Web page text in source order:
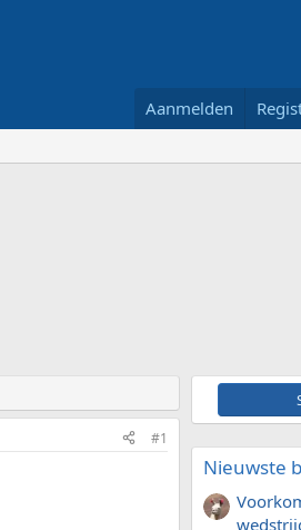
Aanmelden
#1
Nieuwste